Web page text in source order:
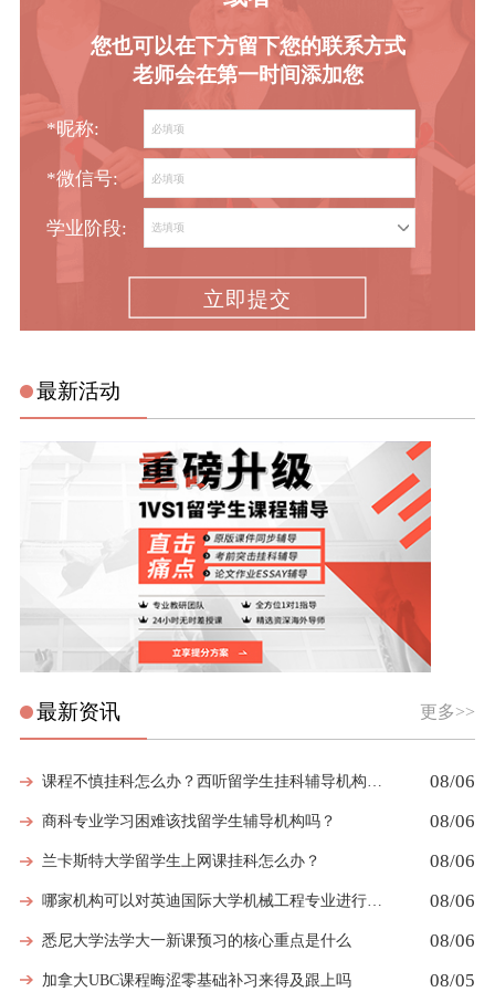
您也可以在下方留下您的联系方式
老师会在第一时间添加您
*昵称:
*微信号:
学业阶段:
立即提交
最新活动
最新资讯 更多>>
课程不慎挂科怎么办？西听留学生挂科辅导机构教你如何高效挽救GPA 08/06
商科专业学习困难该找留学生辅导机构吗？ 08/06
兰卡斯特大学留学生上网课挂科怎么办？ 08/06
哪家机构可以对英迪国际大学机械工程专业进行留学生挂科辅导？ 08/06
悉尼大学法学大一新课预习的核心重点是什么 08/06
加拿大UBC课程晦涩零基础补习来得及跟上吗 08/05